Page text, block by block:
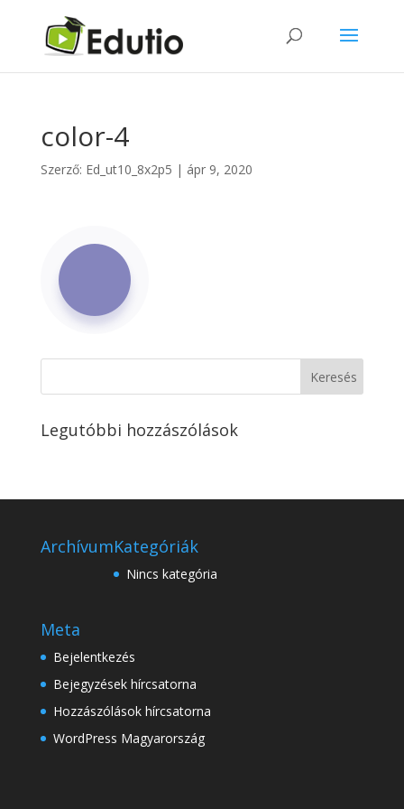
color-4
Szerző: Ed_ut10_8x2p5 | ápr 9, 2020
Legutóbbi hozzászólások
ArchívumKategóriák
Nincs kategória
Meta
Bejelentkezés
Bejegyzések hírcsatorna
Hozzászólások hírcsatorna
WordPress Magyarország